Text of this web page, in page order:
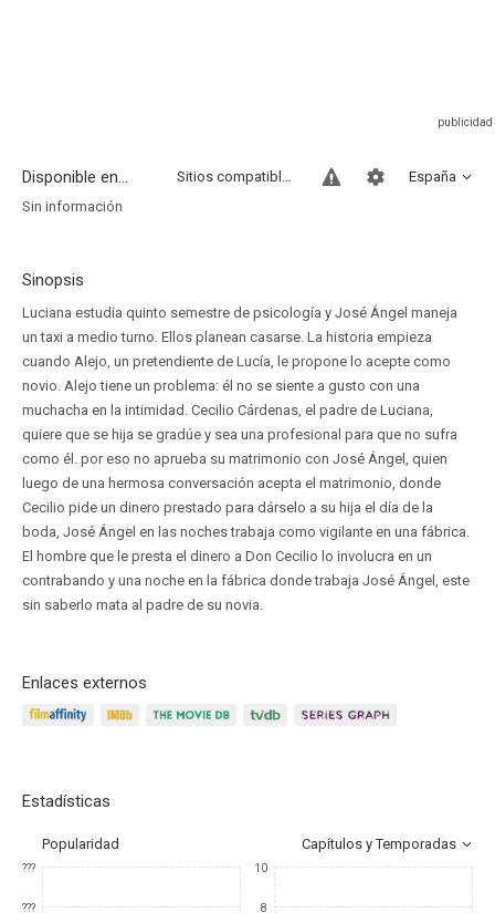
Disponible en... España
Sitios compatibles
Sin información
Sinopsis
Luciana estudia quinto semestre de psicología y José Ángel maneja
un taxi a medio turno. Ellos planean casarse. La historia empieza
cuando Alejo, un pretendiente de Lucía, le propone lo acepte como
novio. Alejo tiene un problema: él no se siente a gusto con una
muchacha en la intimidad. Cecilio Cárdenas, el padre de Luciana,
quiere que se hija se gradúe y sea una profesional para que no sufra
como él. por eso no aprueba su matrimonio con José Ángel, quien
luego de una hermosa conversación acepta el matrimonio, donde
Cecilio pide un dinero prestado para dárselo a su hija el día de la
boda, José Ángel en las noches trabaja como vigilante en una fábrica.
El hombre que le presta el dinero a Don Cecilio lo involucra en un
contrabando y una noche en la fábrica donde trabaja José Ángel, este
sin saberlo mata al padre de su novia.
Enlaces externos
Estadísticas
Popularidad Capítulos y Temporadas
???
???
10
8